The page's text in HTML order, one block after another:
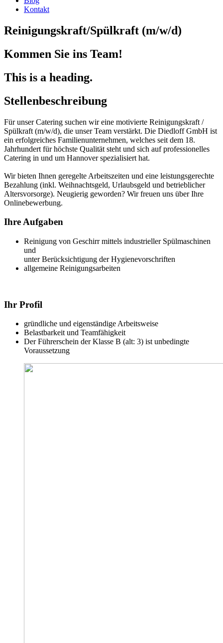
Kontakt
Reinigungskraft/Spülkraft (m/w/d)
Kommen Sie ins Team!
This is a heading.
Stellenbeschreibung
Für unser Catering suchen wir eine motivierte Reinigungskraft /
Spülkraft (m/w/d), die unser Team verstärkt. Die Diedloff GmbH ist
ein erfolgreiches Familienunternehmen, welches seit dem 18.
Jahrhundert für höchste Qualität steht und sich auf professionelles
Catering in und um Hannover spezialisiert hat.
Wir bieten Ihnen geregelte Arbeitszeiten und eine leistungsgerechte
Bezahlung (inkl. Weihnachtsgeld, Urlaubsgeld und betrieblicher
Altersvorsorge). Neugierig geworden? Wir freuen uns über Ihre
Onlinebewerbung.
Ihre Aufgaben
Reinigung von Geschirr mittels industrieller Spülmaschinen
und
unter Berücksichtigung der Hygienevorschriften
allgemeine Reinigungsarbeiten
Ihr Profil
gründliche und eigenständige Arbeitsweise
Belastbarkeit und Teamfähigkeit
Der Führerschein der Klasse B (alt: 3) ist unbedingte
Voraussetzung